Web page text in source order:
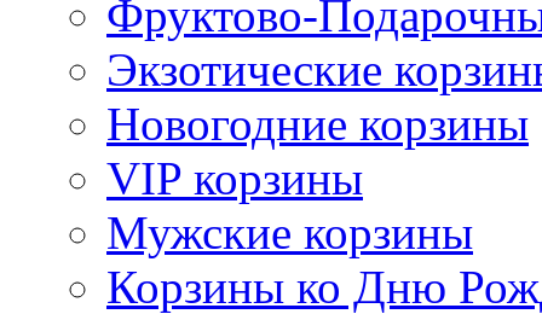
Фруктово-
Экзотические
Новогодние корзины
VIP корзины
Мужские корзины
Корзины ко Дню